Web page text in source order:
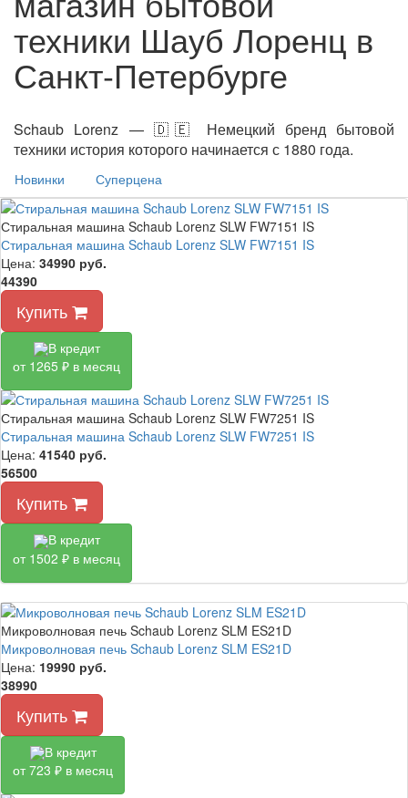
техники Шауб Лоренц в
Санкт-Петербурге
Schaub Lorenz — 🇩🇪 Немецкий бренд бытовой
техники история которого начинается с 1880 года.
Новинки Суперцена
Стиральная машина Schaub Lorenz SLW FW7151 IS
Стиральная машина Schaub Lorenz SLW FW7151 IS
Цена: 34990 руб.
44390
Купить
В кредит
от 1265 ₽ в месяц
Стиральная машина Schaub Lorenz SLW FW7251 IS
Стиральная машина Schaub Lorenz SLW FW7251 IS
Цена: 41540 руб.
56500
Купить
В кредит
от 1502 ₽ в месяц
Микроволновая печь Schaub Lorenz SLM ES21D
Микроволновая печь Schaub Lorenz SLM ES21D
Цена: 19990 руб.
38990
Купить
В кредит
от 723 ₽ в месяц